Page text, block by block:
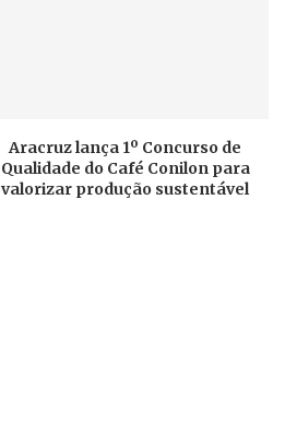
Aracruz lança 1º Concurso de
Qualidade do Café Conilon para
valorizar produção sustentável